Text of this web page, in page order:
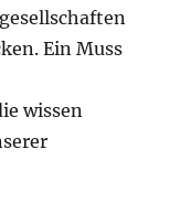
Ein Muss
wissen